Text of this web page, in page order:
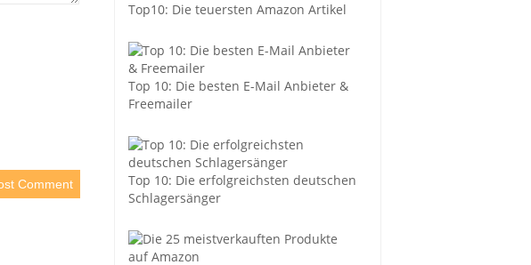
Top10: Die teuersten Amazon Artikel
Top 10: Die besten E-Mail Anbieter &
Freemailer
Top 10: Die erfolgreichsten deutschen
Schlagersänger